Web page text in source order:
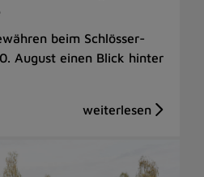
beim Schlösser-
August einen Blick hinter